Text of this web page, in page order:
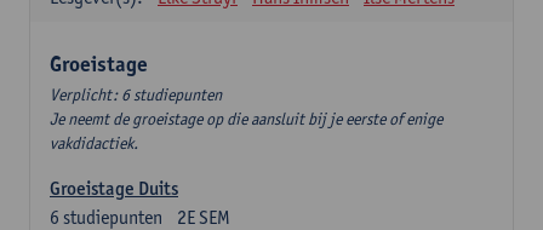
Groeistage
Verplicht: 6 studiepunten
Je neemt de groeistage op die aansluit bij je eerste of enige
vakdidactiek.
Groeistage Duits
2E SEM
6 studiepunten